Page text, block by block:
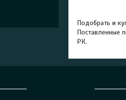
Подобрать и
Поставленные
РК.